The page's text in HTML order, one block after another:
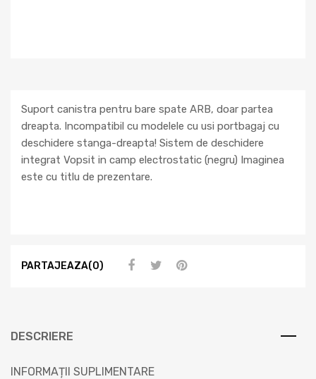
Suport canistra pentru bare spate ARB, doar partea
dreapta. Incompatibil cu modelele cu usi portbagaj cu
deschidere stanga-dreapta! Sistem de deschidere
integrat Vopsit in camp electrostatic (negru) Imaginea
este cu titlu de prezentare.
PARTAJEAZA(0)
DESCRIERE
INFORMAȚII SUPLIMENTARE